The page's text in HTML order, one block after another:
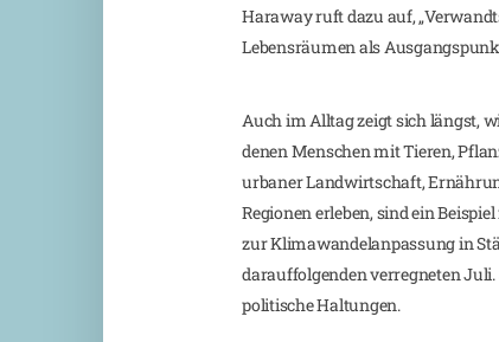
Haraway ruft dazu auf,
Lebensräumen als
Auch im Alltag zeigt sich längst,
denen Menschen mit Tieren,
urbaner Landwirtschaft,
Regionen erleben, sind ein
zur Klimawandelanpassung in
darauffolgenden verregneten
politische Haltungen.